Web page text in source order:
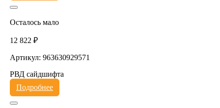
Осталось мало
12 822 ₽
Артикул: 963630929571
РВД сайдшифта
Подробнее